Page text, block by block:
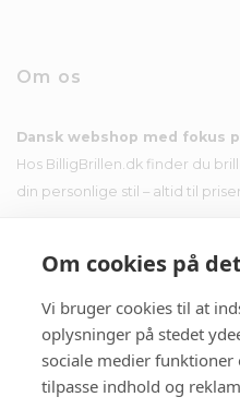
Om cookies på
Vi bruger cookies til at
oplysninger på stedet
sociale medier
tilpasse indhold og
Om os
Dansk webshop med
Hos BilligBrillen.dk finder du
din personlige stil – altid til
Nyhedsbrev
Tilmeld dig nyhedsbrevet og få